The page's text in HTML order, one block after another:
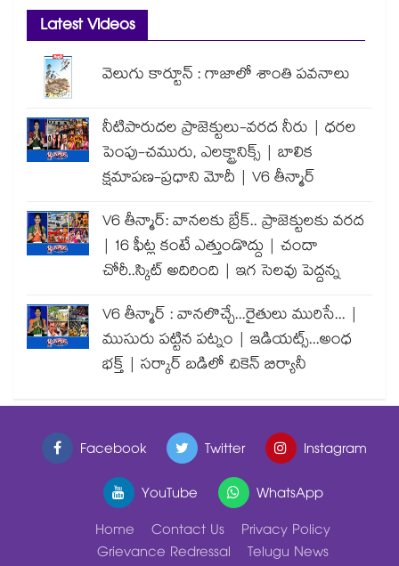
Latest Videos
వెలుగు కార్టూన్ : గాజాలో శాంతి పవనాలు
నీటిపారుదల ప్రాజెక్టులు-వరద నీరు | ధరల
పెంపు-చమురు, ఎలక్ట్రానిక్స్ | బాలిక
క్షమాపణ-ప్రధాని మోదీ | V6 తీన్మార్
V6 తీన్మార్: వానలకు బ్రేక్.. ప్రాజెక్టులకు వరద
| 16 ఫీట్ల కంటే ఎత్తుండొద్దు | చందా
చోరీ..స్కిట్ అదిరింది | ఇగ సెలవు పెద్దన్న
V6 తీన్మార్ : వానలొచ్చే...రైతులు మురిసే... |
ముసురు పట్టిన పట్నం | ఇడియట్స్...అంధ
భక్త్ | సర్కార్ బడిలో చికెన్ బిర్యానీ
Facebook Twitter
Instagram
YouTube
WhatsApp
Home
Contact Us
Privacy Policy
Grievance Redressal
Telugu News